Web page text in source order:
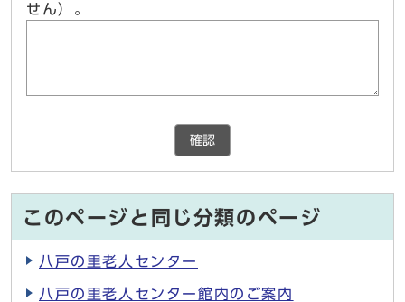
せん）。
確認
このページと同じ分類のページ
八戸の里老人センター
八戸の里老人センター館内のご案内